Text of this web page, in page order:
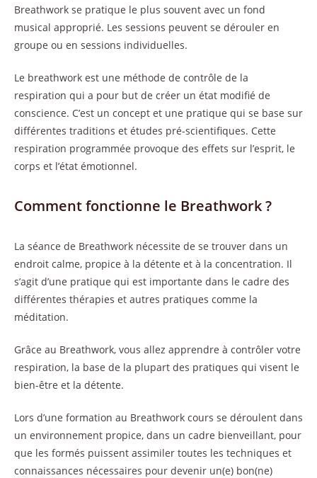
Breathwork se pratique le plus souvent avec un fond
musical approprié. Les sessions peuvent se dérouler en
groupe ou en sessions individuelles.
Le breathwork est une méthode de contrôle de la
respiration qui a pour but de créer un état modifié de
conscience. C’est un concept et une pratique qui se base sur
différentes traditions et études pré-scientifiques. Cette
respiration programmée provoque des effets sur l’esprit, le
corps et l’état émotionnel.
Comment fonctionne le Breathwork ?
La séance de Breathwork nécessite de se trouver dans un
endroit calme, propice à la détente et à la concentration. Il
s’agit d’une pratique qui est importante dans le cadre des
différentes thérapies et autres pratiques comme la
méditation.
Grâce au Breathwork, vous allez apprendre à contrôler votre
respiration, la base de la plupart des pratiques qui visent le
bien-être et la détente.
Lors d’une formation au Breathwork cours se déroulent dans
un environnement propice, dans un cadre bienveillant, pour
que les formés puissent assimiler toutes les techniques et
connaissances nécessaires pour devenir un(e) bon(ne)